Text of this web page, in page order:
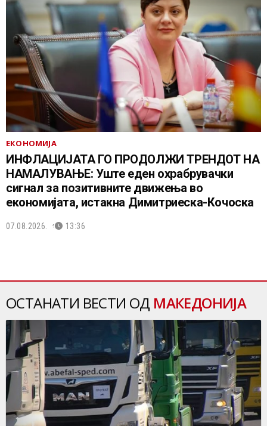
ЕКОНОМИЈА
ИНФЛАЦИЈАТА ГО ПРОДОЛЖИ ТРЕНДОТ НА
НАМАЛУВАЊЕ: Уште еден охрабрувачки
сигнал за позитивните движења во
економијата, истакна Димитриеска-Кочоска
07.08.2026. 13:36
ОСТАНАТИ ВЕСТИ ОД МАКЕДОНИЈА